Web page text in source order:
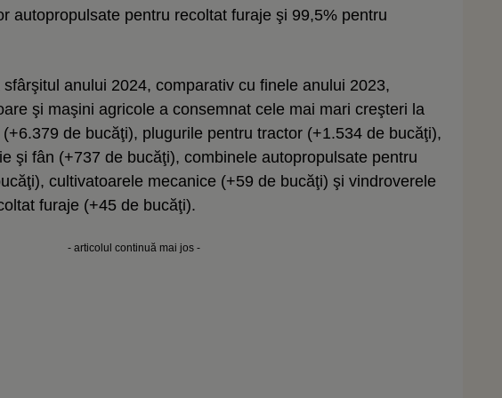
autopropulsate pentru recoltat furaje şi 99,5% pentru
anului 2024, comparativ cu finele anului 2023,
şi maşini agricole a consemnat cele mai mari creşteri la
de bucăţi), plugurile pentru tractor (+1.534 de bucăţi),
şi fân (+737 de bucăţi), combinele autopropulsate pentru
cultivatoarele mecanice (+59 de bucăţi) şi vindroverele
furaje (+45 de bucăţi).
- articolul continuă mai jos -